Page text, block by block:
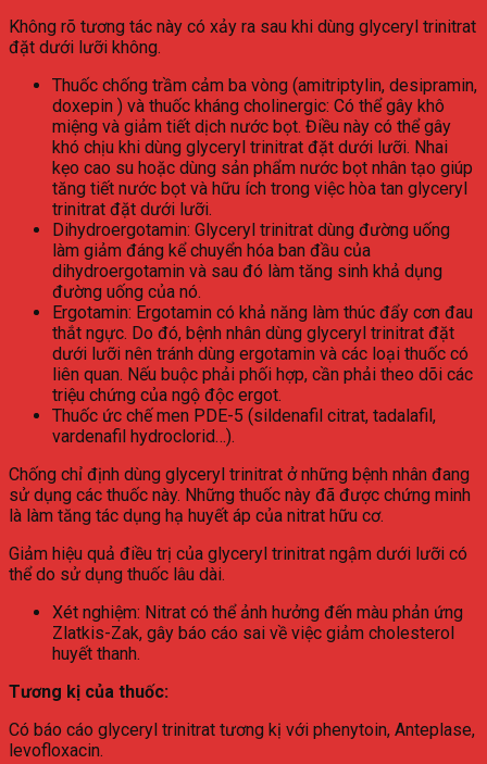
Không rõ tương tác này có xảy ra sau khi dùng glyceryl trinitrat
đặt dưới lưỡi không.
Thuốc chống trầm cảm ba vòng (amitriptylin, desipramin,
doxepin ) và thuốc kháng cholinergic: Có thể gây khô
miệng và giảm tiết dịch nước bọt. Điều này có thể gây
khó chịu khi dùng glyceryl trinitrat đặt dưới lưỡi. Nhai
kẹo cao su hoặc dùng sản phẩm nước bọt nhân tạo giúp
tăng tiết nước bọt và hữu ích trong việc hòa tan glyceryl
trinitrat đặt dưới lưỡi.
Dihydroergotamin: Glyceryl trinitrat dùng đường uống
làm giảm đáng kể chuyển hóa ban đầu của
dihydroergotamin và sau đó làm tăng sinh khả dụng
đường uống của nó.
Ergotamin: Ergotamin có khả năng làm thúc đẩy cơn đau
thắt ngực. Do đó, bệnh nhân dùng glyceryl trinitrat đặt
dưới lưỡi nên tránh dùng ergotamin và các loại thuốc có
liên quan. Nếu buộc phải phối hợp, cần phải theo dõi các
triệu chứng của ngộ độc ergot.
Thuốc ức chế men PDE-5 (sildenafil citrat, tadalafil,
vardenafil hydroclorid…).
Chống chỉ định dùng glyceryl trinitrat ở những bệnh nhân đang
sử dụng các thuốc này. Những thuốc này đã được chứng minh
là làm tăng tác dụng hạ huyết áp của nitrat hữu cơ.
Giảm hiệu quả điều trị của glyceryl trinitrat ngậm dưới lưỡi có
thể do sử dụng thuốc lâu dài.
Xét nghiệm: Nitrat có thể ảnh hưởng đến màu phản ứng
Zlatkis-Zak, gây báo cáo sai về việc giảm cholesterol
huyết thanh.
Tương kị của thuốc:
Có báo cáo glyceryl trinitrat tương kị với phenytoin, Anteplase,
levofloxacin.